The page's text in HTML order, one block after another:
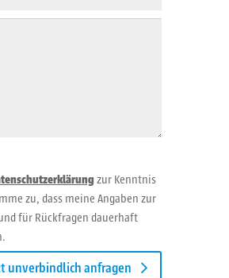
zur Kenntnis
zu, dass meine Angaben zur
für Rückfragen dauerhaft
unverbindlich anfragen